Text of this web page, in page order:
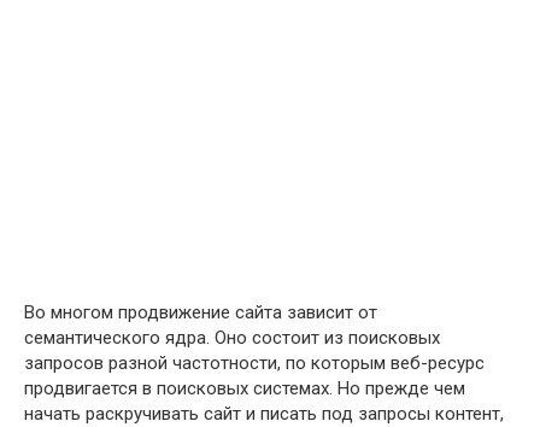
Во многом продвижение сайта зависит от
семантического ядра. Оно состоит из поисковых
запросов разной частотности, по которым веб-ресурс
продвигается в поисковых системах. Но прежде чем
начать раскручивать сайт и писать под запросы контент,